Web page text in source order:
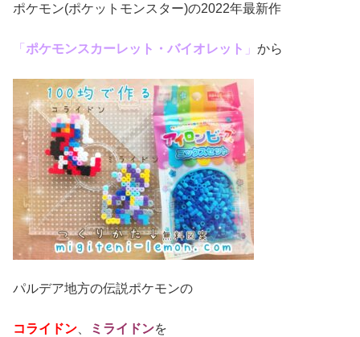
ポケモン(ポケットモンスター)の2022年最新作
「 ポケモンスカーレット・バイオレット 」 から
パルデア地方の伝説ポケモンの
コライドン、 ミライドンを